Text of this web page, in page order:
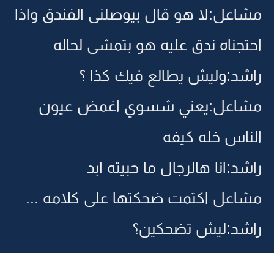
مشاعل:لا هو قال بيوصلنى الفندق واذا
احتجناه ندق عليه هو بتمشى لحاله
راشد:وليش يطالع فيك كذا ؟
مشاعل:يعني شسوي اغمض عيون
الناس خله كيفه
راشد:انا هالرجال ما حبيته ابد
مشاعل اكتمت ضحكتها على كلامه ...
راشد:ليش تضحكين؟